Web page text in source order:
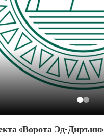
«Ворота Эд-Диръии»